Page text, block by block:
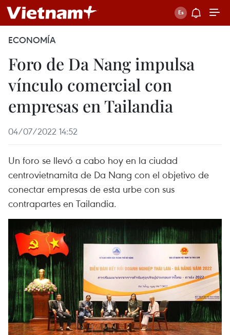
ECONOMÍA
Foro de Da Nang impulsa
vínculo comercial con
empresas en Tailandia
04/07/2022 14:52
Un foro se llevó a cabo hoy en la ciudad
centrovietnamita de Da Nang con el objetivo de
conectar empresas de esta urbe con sus
contrapartes en Tailandia.